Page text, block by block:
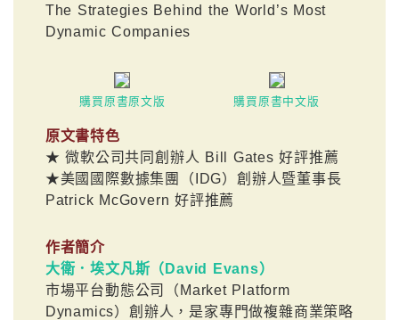
The Strategies Behind the World’s Most
Dynamic Companies
購買原書原文版 購買原書中文版
原文書特色
★ 微軟公司共同創辦人 Bill Gates 好評推薦
★美國國際數據集團（IDG）創辦人暨董事長
Patrick McGovern 好評推薦
作者簡介
大衛．埃文凡斯（David Evans）
市場平台動態公司（Market Platform
Dynamics）創辦人，是家專門做複雜商業策略